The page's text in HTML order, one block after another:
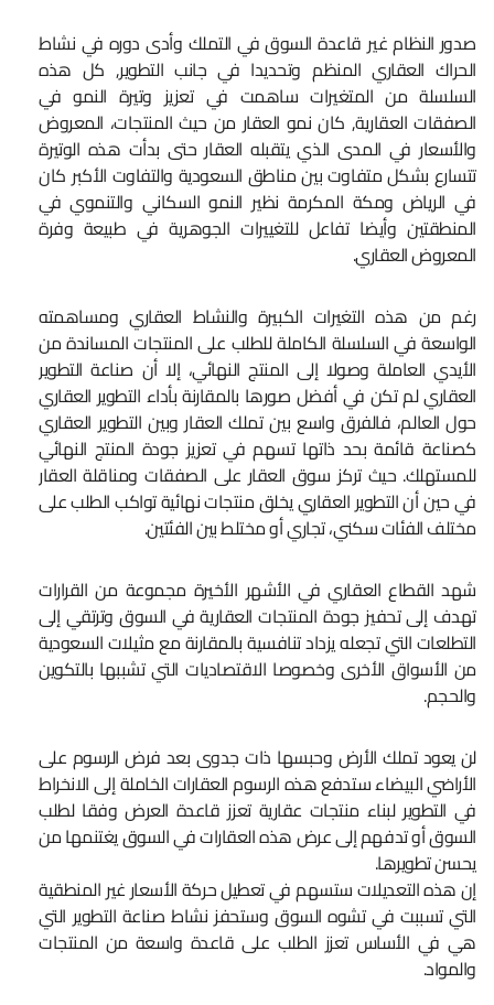
صدور النظام غير قاعدة السوق في التملك وأدى دوره في نشاط
الحراك العقاري المنظم وتحديدا في جانب التطوير, كل هذه
السلسلة من المتغيرات ساهمت في تعزيز وتيرة النمو في
الصفقات العقارية, كان نمو العقار من حيث المنتجات، المعروض
والأسعار في المدى الذي يتقبله العقار حتى بدأت هذه الوتيرة
تتسارع بشكل متفاوت بين مناطق السعودية والتفاوت الأكبر كان
في الرياض ومكة المكرمة نظير النمو السكاني والتنموي في
المنطقتين وأيضا تفاعل للتغييرات الجوهرية في طبيعة وفرة
المعروض العقاري.
رغم من هذه التغيرات الكبيرة والنشاط العقاري ومساهمته
الواسعة في السلسلة الكاملة للطلب على المنتجات المساندة من
الأيدي العاملة وصولا إلى المنتج النهائي، إلا أن صناعة التطوير
العقاري لم تكن في أفضل صورها بالمقارنة بأداء التطوير العقاري
حول العالم، فالفرق واسع بين تملك العقار وبين التطوير العقاري
كصناعة قائمة بحد ذاتها تسهم في تعزيز جودة المنتج النهائي
للمستهلك. حيث تركز سوق العقار على الصفقات ومناقلة العقار
في حين أن التطوير العقاري يخلق منتجات نهائية تواكب الطلب على
مختلف الفئات سكني، تجاري أو مختلط بين الفئتين.
شهد القطاع العقاري في الأشهر الأخيرة مجموعة من القرارات
تهدف إلى تحفيز جودة المنتجات العقارية في السوق وترتقي إلى
التطلعات التي تجعله يزداد تنافسية بالمقارنة مع مثيلات السعودية
من الأسواق الأخرى وخصوصا الاقتصاديات التي تشببها بالتكوين
والحجم.
لن يعود تملك الأرض وحبسها ذات جدوى بعد فرض الرسوم على
الأراضي البيضاء ستدفع هذه الرسوم العقارات الخاملة إلى الانخراط
في التطوير لبناء منتجات عقارية تعزز قاعدة العرض وفقا لطلب
السوق أو تدفهم إلى عرض هذه العقارات في السوق يغتنمها من
يحسن تطويرها.
إن هذه التعديلات ستسهم في تعطيل حركة الأسعار غير المنطقية
التي تسببت في تشوه السوق وستحفز نشاط صناعة التطوير التي
هي في الأساس تعزز الطلب على قاعدة واسعة من المنتجات
والمواد.